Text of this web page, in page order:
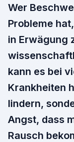
Wer
Probleme
in Erwägung
kann es bei
Krankheiten
lindern,
Angst, dass
Rausch